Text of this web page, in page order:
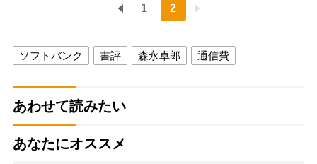
1 2
ソフトバンク 書評 森永卓郎 通信費
あわせて読みたい
あなたにオススメ